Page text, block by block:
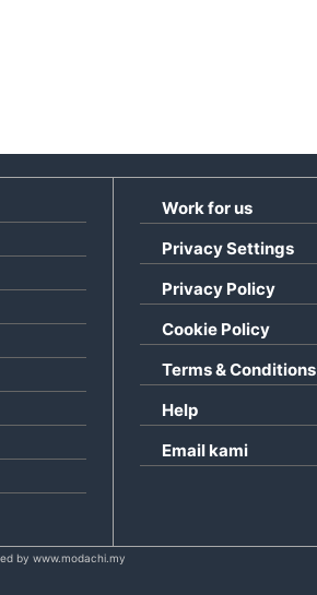
Work for us
Privacy Settings
Privacy Policy
Cookie Policy
Terms & Conditions
Help
Email kami
by www.modachi.my